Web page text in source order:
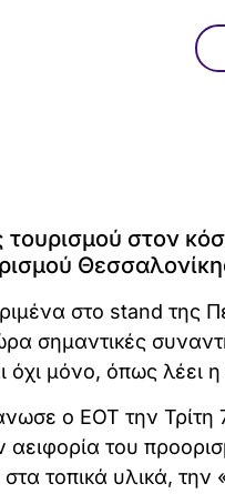
τουρισμού στον
στο stand της
σημαντικές
όχι μόνο, όπως λέει
ο ΕΟΤ την Τρίτη
αειφορία του
τοπικά υλικά,